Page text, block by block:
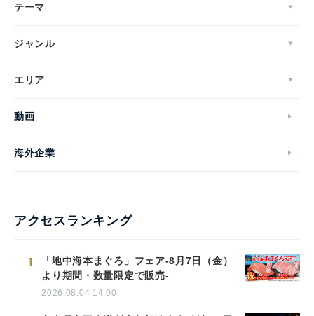
テーマ
ジャンル
エリア
動画
海外企業
アクセスランキング
1
「地中海本まぐろ」フェア-8月7日（金）
より期間・数量限定で販売-
2026.08.04 14:00